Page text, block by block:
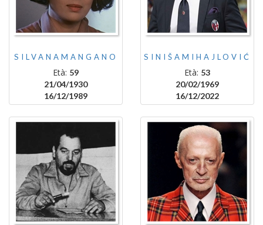
SILVANAMANGANO
Età: 59
21/04/1930
16/12/1989
SINIŠAMIHAJLOVIĆ
Età: 53
20/02/1969
16/12/2022